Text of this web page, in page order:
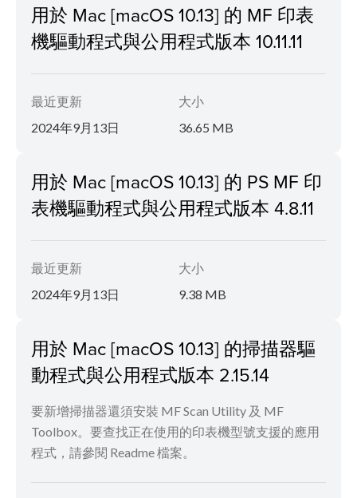
用於 Mac [macOS 10.13] 的 MF 印表
機驅動程式與公用程式版本 10.11.11
最近更新
2024年9月13日
大小
36.65 MB
用於 Mac [macOS 10.13] 的 PS MF 印
表機驅動程式與公用程式版本 4.8.11
最近更新
2024年9月13日
大小
9.38 MB
用於 Mac [macOS 10.13] 的掃描器驅
動程式與公用程式版本 2.15.14
要新增掃描器還須安裝 MF Scan Utility 及 MF
Toolbox。要查找正在使用的印表機型號支援的應用
程式，請參閱 Readme 檔案。